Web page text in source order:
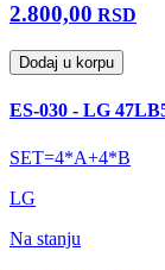
2.800,00 RSD
Dodaj u korpu
ES-030 - LG
SET=4*A+4*B
LG
Na stanju